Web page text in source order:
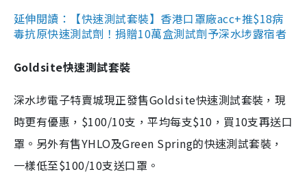
延伸閱讀：【快速測試套裝】香港口罩廠acc+推$18病
毒抗原快速測試劑！捐贈10萬盒測試劑予深水埗露宿者
Goldsite快速測試套裝
深水埗電子特賣城現正發售Goldsite快速測試套裝，現
時更有優惠，$100/10支，平均每支$10，買10支再送口
罩。另外有售YHLO及Green Spring的快速測試套裝，
一樣低至$100/10支送口罩。